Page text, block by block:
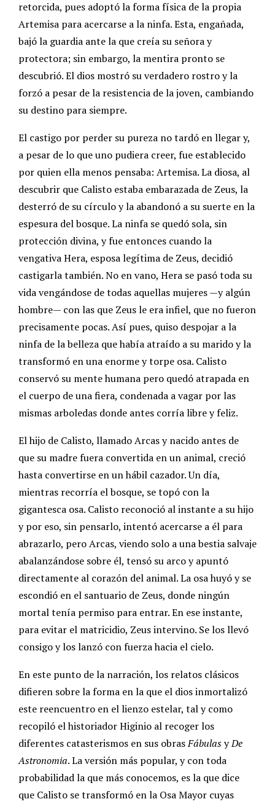
retorcida, pues adoptó la forma física de la propia
Artemisa para acercarse a la ninfa. Esta, engañada,
bajó la guardia ante la que creía su señora y
protectora; sin embargo, la mentira pronto se
descubrió. El dios mostró su verdadero rostro y la
forzó a pesar de la resistencia de la joven, cambiando
su destino para siempre.
El castigo por perder su pureza no tardó en llegar y,
a pesar de lo que uno pudiera creer, fue establecido
por quien ella menos pensaba: Artemisa. La diosa, al
descubrir que Calisto estaba embarazada de Zeus, la
desterró de su círculo y la abandonó a su suerte en la
espesura del bosque. La ninfa se quedó sola, sin
protección divina, y fue entonces cuando la
vengativa Hera, esposa legítima de Zeus, decidió
castigarla también. No en vano, Hera se pasó toda su
vida vengándose de todas aquellas mujeres —y algún
hombre— con las que Zeus le era infiel, que no fueron
precisamente pocas. Así pues, quiso despojar a la
ninfa de la belleza que había atraído a su marido y la
transformó en una enorme y torpe osa. Calisto
conservó su mente humana pero quedó atrapada en
el cuerpo de una fiera, condenada a vagar por las
mismas arboledas donde antes corría libre y feliz.
El hijo de Calisto, llamado Arcas y nacido antes de
que su madre fuera convertida en un animal, creció
hasta convertirse en un hábil cazador. Un día,
mientras recorría el bosque, se topó con la
gigantesca osa. Calisto reconoció al instante a su hijo
y por eso, sin pensarlo, intentó acercarse a él para
abrazarlo, pero Arcas, viendo solo a una bestia salvaje
abalanzándose sobre él, tensó su arco y apuntó
directamente al corazón del animal. La osa huyó y se
escondió en el santuario de Zeus, donde ningún
mortal tenía permiso para entrar. En ese instante,
para evitar el matricidio, Zeus intervino. Se los llevó
consigo y los lanzó con fuerza hacia el cielo.
En este punto de la narración, los relatos clásicos
difieren sobre la forma en la que el dios inmortalizó
este reencuentro en el lienzo estelar, tal y como
recopiló el historiador Higinio al recoger los
diferentes catasterismos en sus obrasFábulasyDe
Astronomia. La versión más popular, y con toda
probabilidad la que más conocemos, es la que dice
que Calisto se transformó en la Osa Mayor cuyas